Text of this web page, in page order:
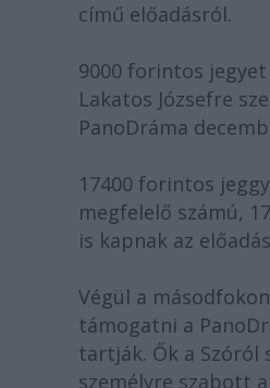
című előadásról.
9000 forintos
Lakatos Józsefre
PanoDráma
17400 forintos
megfelelő számú,
is kapnak az
Végül a
támogatni a
tartják. Ők a Szóról
személyre szabott